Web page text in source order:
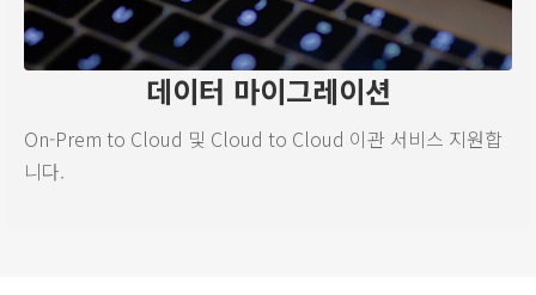
데이터 마이그레이션
On-Prem to Cloud 및 Cloud to Cloud 이관 서비스 지원합
니다.